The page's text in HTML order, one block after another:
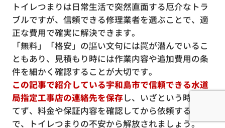
トイレつまりは日常生活で突然直面する厄介なトラ
ブルですが、信頼できる修理業者を選ぶことで、適
正な費用で確実に解決できます。
「無料」「格安」の謳い文句には罠が潜んでいるこ
ともあり、見積もり時には作業内容や追加費用の条
件を細かく確認することが大切です。
この記事で紹介している宇和島市で信頼できる水道
局指定工事店の連絡先を保存し、いざという時に慌
てず、料金や保証内容を確認してから依頼すること
で、トイレつまりの不安から解放されましょう。